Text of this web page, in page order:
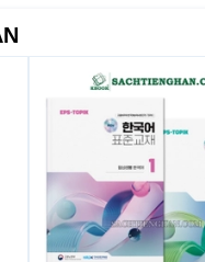
gian theo yêu cầu.
dẫn thi TOPIK miễn phí
CSKH thân thiết.